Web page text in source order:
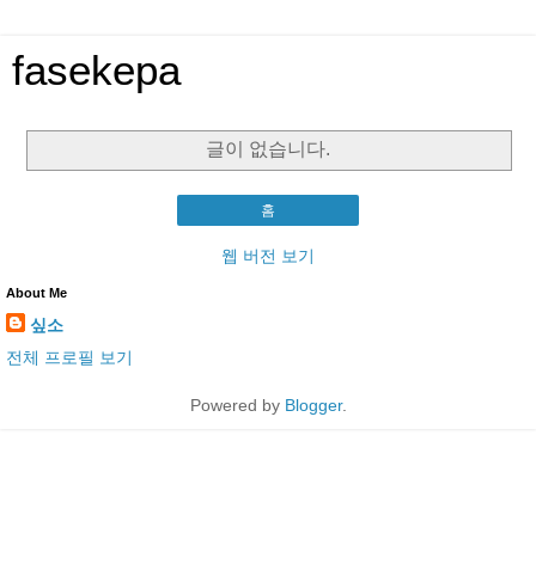
fasekepa
글이 없습니다.
홈
웹 버전 보기
About Me
싶소
전체 프로필 보기
Powered by Blogger.